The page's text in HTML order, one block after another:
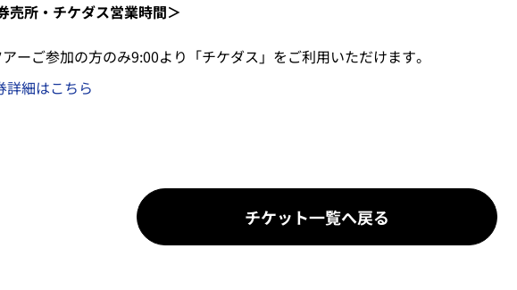
売所・チケダス営業時間＞
ーご参加の方のみ9:00より「チケダス」をご利用いただけます。
詳細はこちら
チケット一覧へ戻る